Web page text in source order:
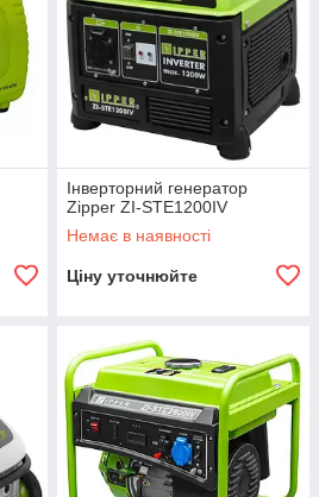
Інверторний генератор
Zipper ZI-STE1200IV
Немає в наявності
Ціну уточнюйте